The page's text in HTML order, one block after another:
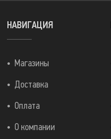
НАВИГАЦИЯ
Магазины
Доставка
Оплата
О компании